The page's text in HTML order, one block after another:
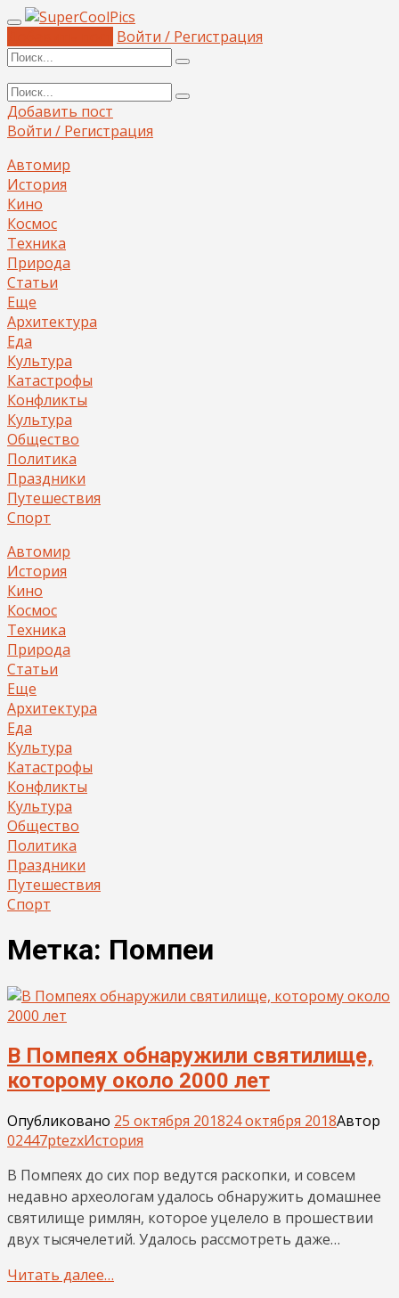
Войти / Регистрация
Добавить пост
Войти / Регистрация
Автомир
История
Кино
Космос
Техника
Природа
Статьи
Еще
Архитектура
Еда
Культура
Катастрофы
Конфликты
Культура
Общество
Политика
Праздники
Путешествия
Спорт
Автомир
История
Кино
Космос
Техника
Природа
Статьи
Еще
Архитектура
Еда
Культура
Катастрофы
Конфликты
Культура
Общество
Политика
Праздники
Путешествия
Спорт
Метка: Помпеи
В Помпеях обнаружили святилище,
которому около 2000 лет
Опубликовано 25 октября 201824 октября 2018Автор
02447ptezxИстория
В Помпеях до сих пор ведутся раскопки, и совсем
недавно археологам удалось обнаружить домашнее
святилище римлян, которое уцелело в прошествии
двух тысячелетий. Удалось рассмотреть даже…
Читать далее…